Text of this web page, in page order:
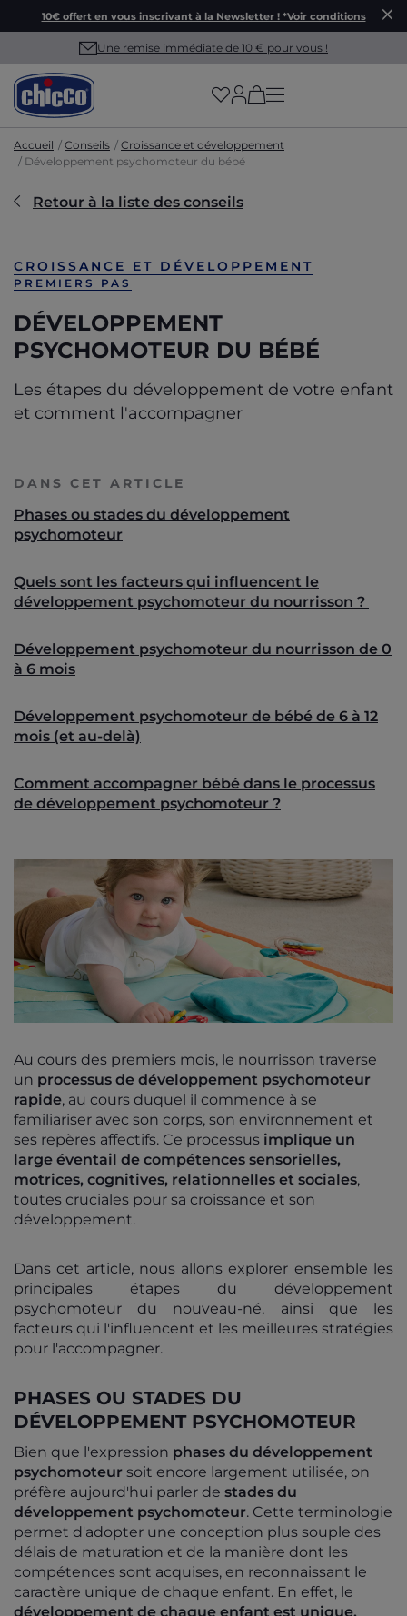
10€ offert en vous inscrivant à la Newsletter ! *Voir conditions
Une remise immédiate de 10 € pour vous !
(has more options
Accueil Conseils
Croissance et développement
Développement psychomoteur du bébé
Retour à la liste des conseils
CROISSANCE ET DÉVELOPPEMENT
PREMIERS PAS
DÉVELOPPEMENT
PSYCHOMOTEUR DU BÉBÉ
Les étapes du développement de votre enfant
et comment l'accompagner
DANS CET ARTICLE
Phases ou stades du développement
psychomoteur
Quels sont les facteurs qui influencent le
développement psychomoteur du nourrisson ?
Développement psychomoteur du nourrisson de 0
à 6 mois
Développement psychomoteur de bébé de 6 à 12
mois (et au-delà)
Comment accompagner bébé dans le processus
de développement psychomoteur ?
Au cours des premiers mois, le nourrisson traverse
un processus de développement psychomoteur
rapide, au cours duquel il commence à se
familiariser avec son corps, son environnement et
ses repères affectifs. Ce processus implique un
large éventail de compétences sensorielles,
motrices, cognitives, relationnelles et sociales,
toutes cruciales pour sa croissance et son
développement.
Dans cet article, nous allons explorer ensemble les
principales étapes du développement
psychomoteur du nouveau-né, ainsi que les
facteurs qui l'influencent et les meilleures stratégies
pour l'accompagner.
PHASES OU STADES DU
DÉVELOPPEMENT PSYCHOMOTEUR
Bien que l'expression phases du développement
psychomoteur soit encore largement utilisée, on
préfère aujourd'hui parler de stades du
développement psychomoteur. Cette terminologie
permet d'adopter une conception plus souple des
délais de maturation et de la manière dont les
compétences sont acquises, en reconnaissant le
caractère unique de chaque enfant. En effet, le
développement de chaque enfant est unique,